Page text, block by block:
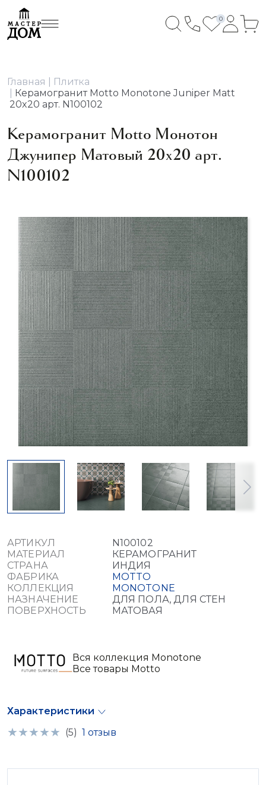
0
Главная
Плитка
Керамогранит Motto Monotone Juniper Matt
20x20 арт. N100102
Керамогранит Motto Монотон
Джунипер Матовый 20x20 арт.
N100102
АРТИКУЛ
N100102
МАТЕРИАЛ
КЕРАМОГРАНИТ
СТРАНА
ИНДИЯ
ФАБРИКА
MOTTO
КОЛЛЕКЦИЯ
MONOTONE
НАЗНАЧЕНИЕ
ДЛЯ ПОЛА, ДЛЯ СТЕН
ПОВЕРХНОСТЬ
МАТОВАЯ
Вся коллекция Monotone
Все товары Motto
Характеристики
(5) 1 отзыв